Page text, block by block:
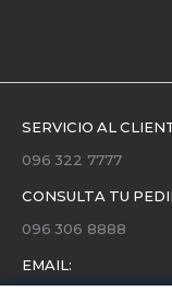
SERVICIO AL
096 322 7777
CONSULTA TU
096 306 8888
EMAIL: